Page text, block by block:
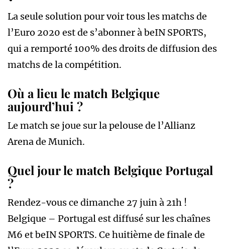
La seule solution pour voir tous les matchs de
l’Euro 2020 est de s’abonner à beIN SPORTS,
qui a remporté 100% des droits de diffusion des
matchs de la compétition.
Où a lieu le match Belgique
aujourd’hui ?
Le match se joue sur la pelouse de l’Allianz
Arena de Munich.
Quel jour le match Belgique Portugal
?
Rendez-vous ce dimanche 27 juin à 21h !
Belgique – Portugal est diffusé sur les chaînes
M6 et beIN SPORTS. Ce huitième de finale de